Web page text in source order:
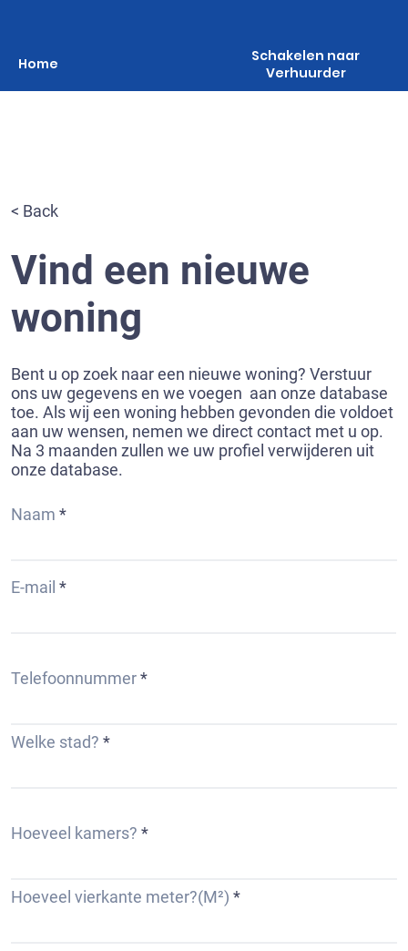
Schakelen naar
Verhuurder
Home
Vind een nieuwe
woning
Bent u op zoek naar een nieuwe woning? Verstuur
ons uw gegevens en we voegen aan onze database
toe. Als wij een woning hebben gevonden die voldoet
aan uw wensen, nemen we direct contact met u op.
Na 3 maanden zullen we uw profiel verwijderen uit
onze database.
Naam
E-mail
Telefoonnummer
Welke stad?
Hoeveel kamers?
Hoeveel vierkante meter?(M²)
< Back